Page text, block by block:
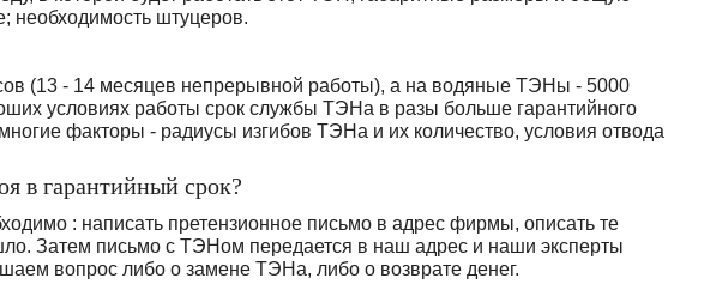
необходимость штуцеров.
(13 - 14 месяцев непрерывной работы), а на водяные ТЭНы - 5000
условиях работы срок службы ТЭНа в разы больше гарантийного
факторы - радиусы изгибов ТЭНа и их количество, условия отвода
в гарантийный срок?
: написать претензионное письмо в адрес фирмы, описать те
Затем письмо с ТЭНом передается в наш адрес и наши эксперты
вопрос либо о замене ТЭНа, либо о возврате денег.